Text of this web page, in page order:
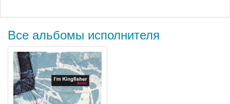
Все альбомы исполнителя